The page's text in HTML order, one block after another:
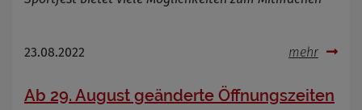
23.08.2022 mehr
Ab 29. August geänderte Öffnungszeiten